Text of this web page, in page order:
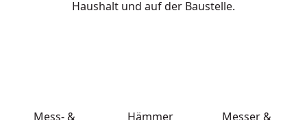
Haushalt und auf der Baustelle.
Mess- &
Hämmer
Messer &